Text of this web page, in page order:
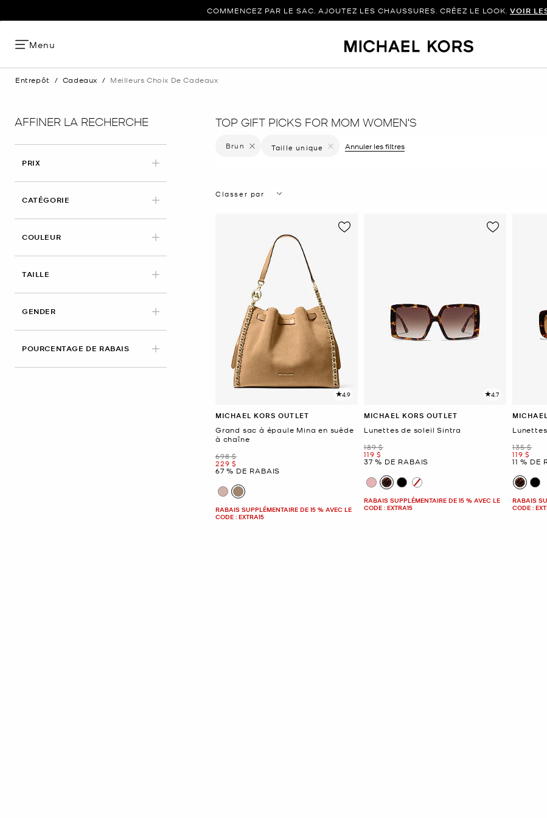
COMMENCEZ PAR LE SAC. AJOUTEZ LES CHAUSSURES. CRÉEZ LE LOOK. VOIR
Menu
Entrepôt / Cadeaux / Meilleurs Choix De Cadeaux
AFFINER LA RECHERCHE
PRIX
CATÉGORIE
COULEURAPPLIED
TAILLE
GENDER
POURCENTAGE DE RABAIS
TOP GIFT PICKS FOR MOM WOMEN'S
Supprimer le filtre Affiné(e) par Couleur : Brun
Brun
Taille unique
Annuler les filtres
Classer par
4.9
MICHAEL KORS OUTLET
Grand sac à épaule Mina en suède
à chaîne
était
698 $
maintenant
229 $
67 % DE RABAIS
RABAIS SUPPLÉMENTAIRE DE 15 % AVEC LE
CODE : EXTRA15
4.7
MICHAEL KORS OUTLET
Lunettes de soleil Sintra
était
189 $
maintenant
119 $
37 % DE RABAIS
RABAIS SUPPLÉMENTAIRE DE 15 % AVEC LE
CODE : EXTRA15
était
135 $
119 $
11 % DE
RABAIS
CODE :